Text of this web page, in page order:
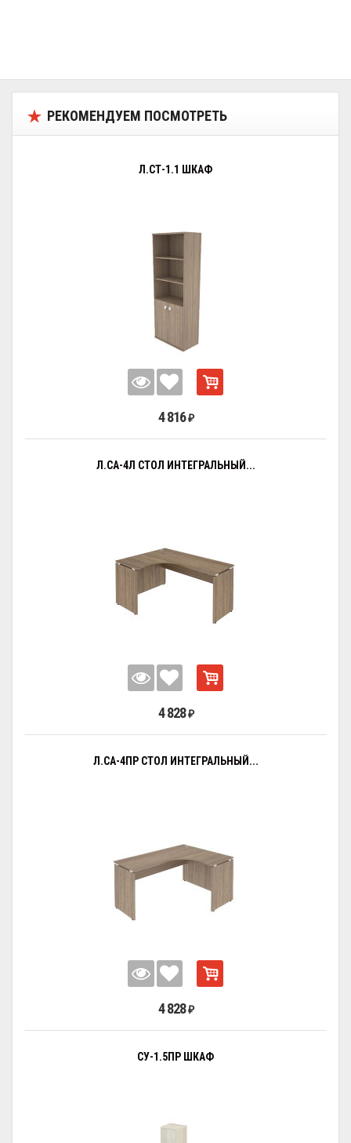
РЕКОМЕНДУЕМ ПОСМОТРЕТЬ
Л.СТ-1.1 ШКАФ
4 816 ₽
Л.СА-4Л СТОЛ ИНТЕГРАЛЬНЫЙ...
4 828 ₽
Л.СА-4ПР СТОЛ ИНТЕГРАЛЬНЫЙ...
4 828 ₽
СУ-1.5ПР ШКАФ